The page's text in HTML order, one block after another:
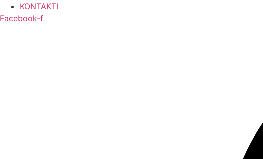
KONTAKTI
Facebook-f